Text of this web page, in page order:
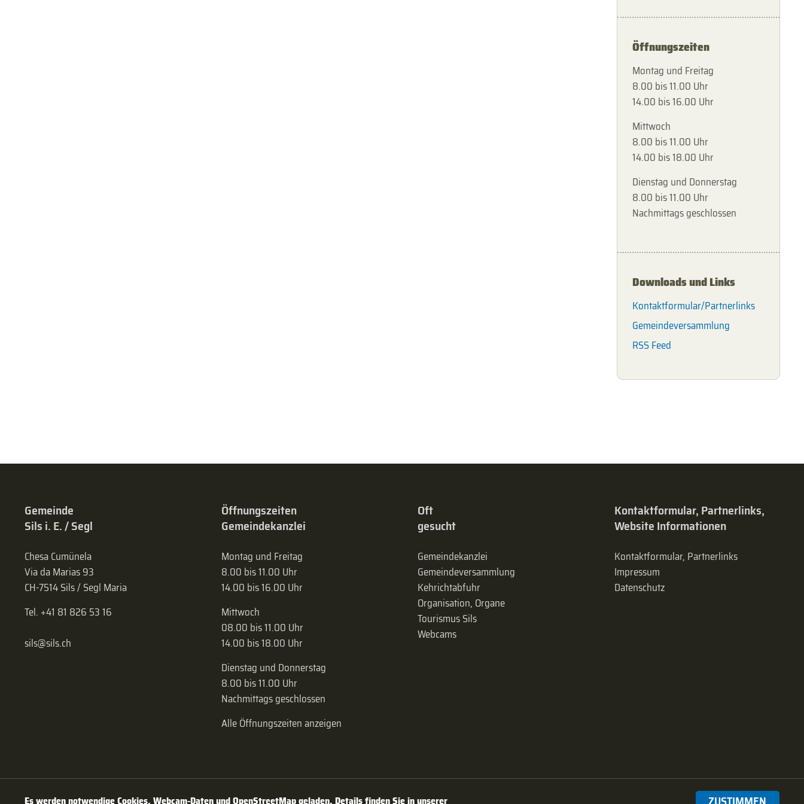
Öffnungszeiten
Montag und Freitag
8.00 bis 11.00 Uhr
14.00 bis 16.00 Uhr
Mittwoch
8.00 bis 11.00 Uhr
14.00 bis 18.00 Uhr
Dienstag und Donnerstag
8.00 bis 11.00 Uhr
Nachmittags geschlossen
Downloads und Links
Kontaktformular/Partnerlinks
Gemeindeversammlung
RSS Feed
Gemeinde
Sils i. E. / Segl
Chesa Cumünela
Via da Marias 93
CH-7514 Sils / Segl Maria
Tel. +41 81 826 53 16
sils@sils.ch
Öffnungszeiten
Gemeindekanzlei
Montag und Freitag
8.00 bis 11.00 Uhr
14.00 bis 16.00 Uhr
Mittwoch
08.00 bis 11.00 Uhr
14.00 bis 18.00 Uhr
Dienstag und Donnerstag
8.00 bis 11.00 Uhr
Nachmittags geschlossen
Alle Öffnungszeiten anzeigen
Oft
gesucht
Gemeindekanzlei
Gemeinde­versammlung
Kehrichtabfuhr
Organisation, Organe
Tourismus Sils
Webcams
Kontaktformular, Partnerlinks,
Website Informationen
Kontaktformular, Partnerlinks
Impressum
Datenschutz
Es werden notwendige Cookies, Webcam-Daten und OpenStreetMap geladen. Details finden Sie in unserer